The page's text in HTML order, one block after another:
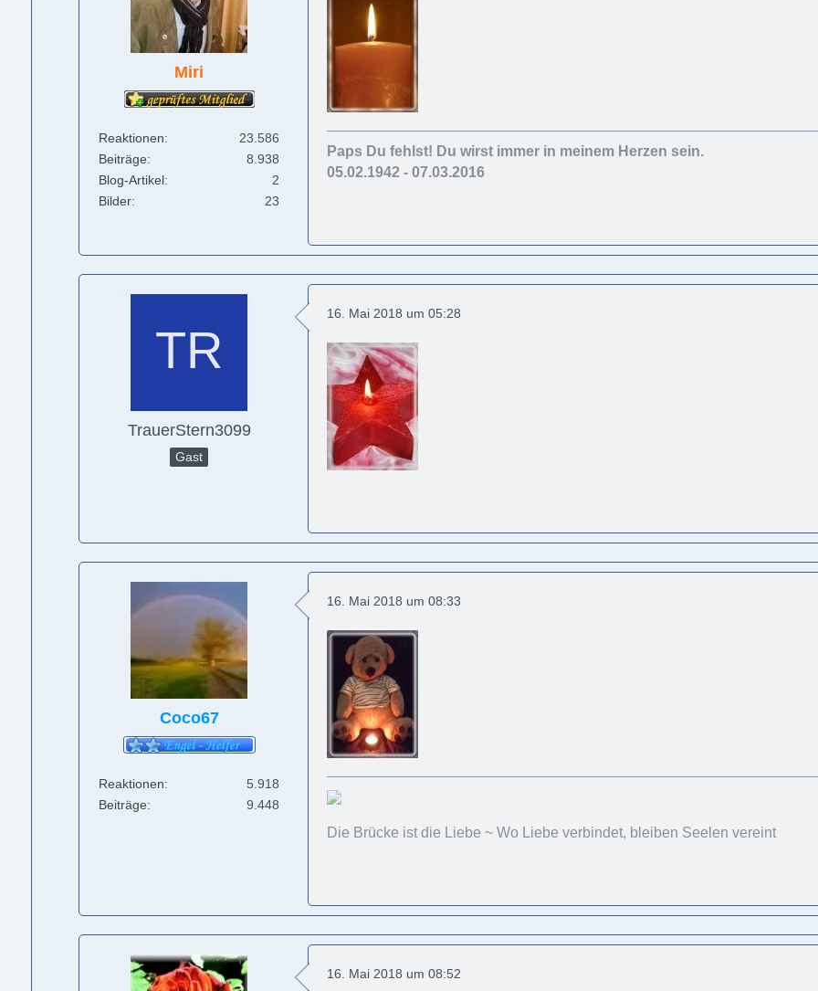
Miri
Reaktionen
23.586
Beiträge
8.938
Blog-Artikel
2
Bilder
23
Paps Du fehlst! Du wirst immer in meinem Herzen sein.
05.02.1942 - 07.03.2016
TrauerStern3099
Gast
16. Mai 2018 um 05:28
Coco67
Reaktionen
5.918
Beiträge
9.448
16. Mai 2018 um 08:33
Die Brücke ist die Liebe ~ Wo Liebe verbindet, bleiben Seelen vereint
16. Mai 2018 um 08:52